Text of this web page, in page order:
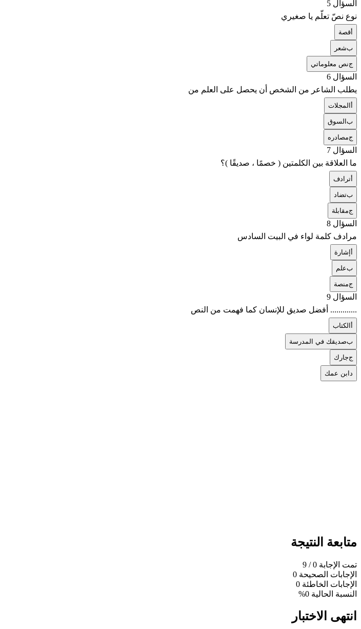
السؤال 5
نوع نصّ تعلّم يا صغيري
أقصة
بشعر
جنص معلوماتي
السؤال 6
يطلب الشاعر من الشخص أن يحصل على العلم من
أ المجلات
ب السوق
جمصادره
السؤال 7
ما العلاقة بين الكلمتين ( خصمًا ، صديقًا )؟
أترادف
بتضاد
جمقابلة
السؤال 8
مرادف كلمة لواء في البيت السادس
أ إشارة
بعلم
جمنصة
السؤال 9
............. أفضل صديق للإنسان كما فهمت من النص
أ الكتاب
بصديقك في المدرسة
ججارك
د ابن عمك
متابعة النتيجة
تمت الإجابة 0
/ 9
الإجابات الصحيحة 0
الإجابات الخاطئة 0
النسبة الحالية 0%
انتهى الاختبار